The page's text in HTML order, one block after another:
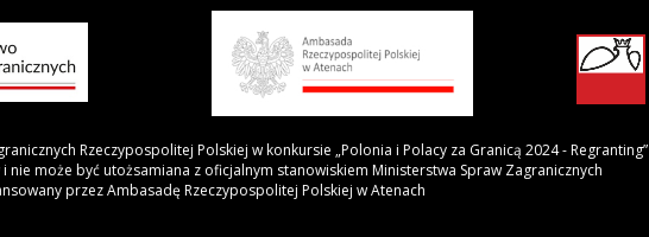
Rzeczypospolitej Polskiej w konkursie „Polonia i Polacy za Granicą 2024 - Regranting”
nie może być utożsamiana z oficjalnym stanowiskiem Ministerstwa Spraw Zagranicznych
przez Ambasadę Rzeczypospolitej Polskiej w Atenach